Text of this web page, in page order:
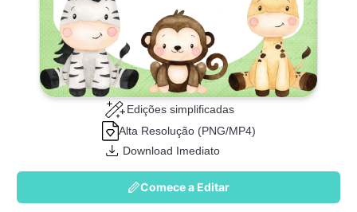
Edições simplificadas
Alta Resolução (PNG/MP4)
Download Imediato
Comece a Editar